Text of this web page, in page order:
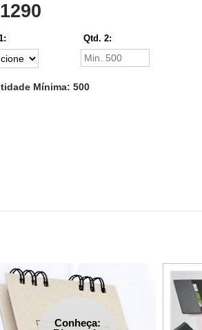
Qtd. 2:
Mínima: 500
Conheça: